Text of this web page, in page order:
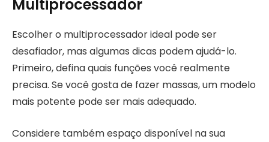
Multiprocessador
Escolher o multiprocessador ideal pode ser
desafiador, mas algumas dicas podem ajudá-lo.
Primeiro, defina quais funções você realmente
precisa. Se você gosta de fazer massas, um modelo
mais potente pode ser mais adequado.
Considere também espaço disponível na sua